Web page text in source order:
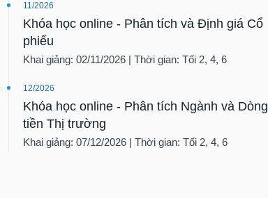
11/2026
Khóa học online - Phân tích và Định giá Cổ
phiếu
Khai giảng: 02/11/2026 | Thời gian: Tối 2, 4, 6
12/2026
Khóa học online - Phân tích Ngành và Dòng
tiền Thị trường
Khai giảng: 07/12/2026 | Thời gian: Tối 2, 4, 6